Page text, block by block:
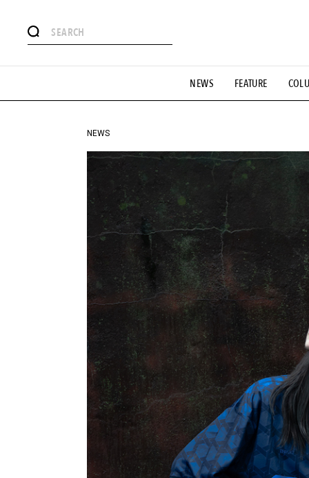
NEWS FEATURE
#憧れの逸品 #ESSENTIAL
#GH 銘品の所以 #フイナムのYouTube #Commune H
#HANDSOME HANDBOOK
NEWS